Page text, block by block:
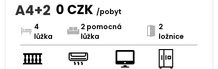
A4+2 0 CZK /pobyt
4
lůžka
2 pomocná
lůžka
2
ložnice